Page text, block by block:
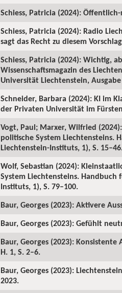
Schiess, Patricia (2024):
Schiess, Patricia (2024): Radio
sagt das Recht zu diesem
Schiess, Patricia (2024): Wichtig,
Wissenschaftsmagazin des
Universität Liechtenstein, Ausgabe
Schneider, Barbara (2024): KI im
der Privaten Universität im
Vogt, Paul; Marxer, Wilfried
politische System Liechtensteins.
Liechtenstein-Instituts, 1), S.
Wolf, Sebastian (2024):
System Liechtensteins. Handbuch
Instituts, 1), S. 79–100.
Baur, Georges (2023): Aktivere
Baur, Georges (2023): Gefühlt
Baur, Georges (2023):
H. 1, S. 2–6.
Baur, Georges (2023):
2023.